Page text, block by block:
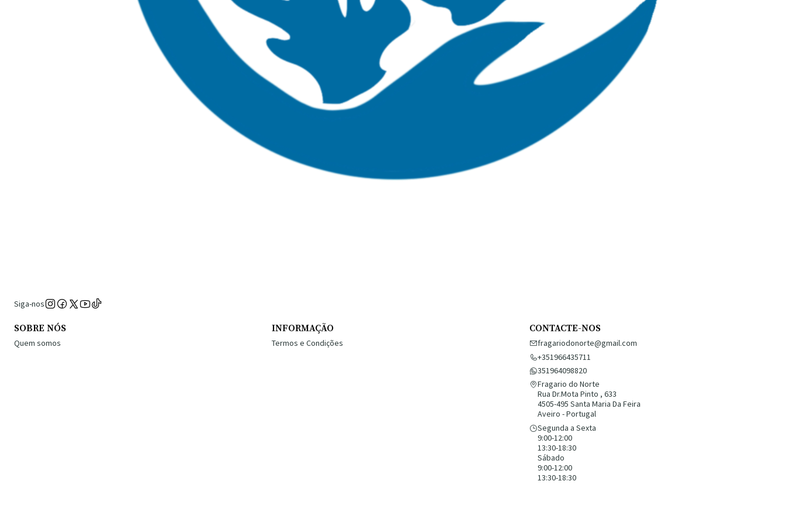
Siga-nos
SOBRE NÓS
Quem somos
INFORMAÇÃO
Termos e Condições
CONTACTE-NOS
fragariodonorte@gmail.com
+351966435711
351964098820
Fragario do Norte
Rua Dr.Mota Pinto , 633
4505-495 Santa Maria Da Feira
Aveiro - Portugal
Segunda a Sexta
9:00-12:00
13:30-18:30
Sábado
9:00-12:00
13:30-18:30